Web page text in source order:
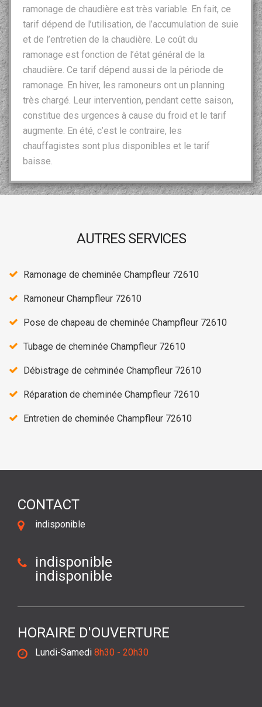
ramonage de chaudière est très variable. En fait, ce
tarif dépend de l’utilisation, de l’accumulation de suie
et de l’entretien de la chaudière. Le coût du
ramonage est fonction de l’état général de la
chaudière. Ce tarif dépend aussi de la période de
ramonage. En hiver, les ramoneurs ont un planning
très chargé. Leur intervention, pendant cette saison,
constitue des urgences à cause du froid et le tarif
augmente. En été, c’est le contraire, les
chauffagistes sont plus disponibles et le tarif
baisse.
AUTRES SERVICES
Ramonage de cheminée Champfleur 72610
Ramoneur Champfleur 72610
Pose de chapeau de cheminée Champfleur 72610
Tubage de cheminée Champfleur 72610
Débistrage de cehminée Champfleur 72610
Réparation de cheminée Champfleur 72610
Entretien de cheminée Champfleur 72610
CONTACT
indisponible
indisponible
indisponible
HORAIRE D'OUVERTURE
Lundi-Samedi 8h30 - 20h30